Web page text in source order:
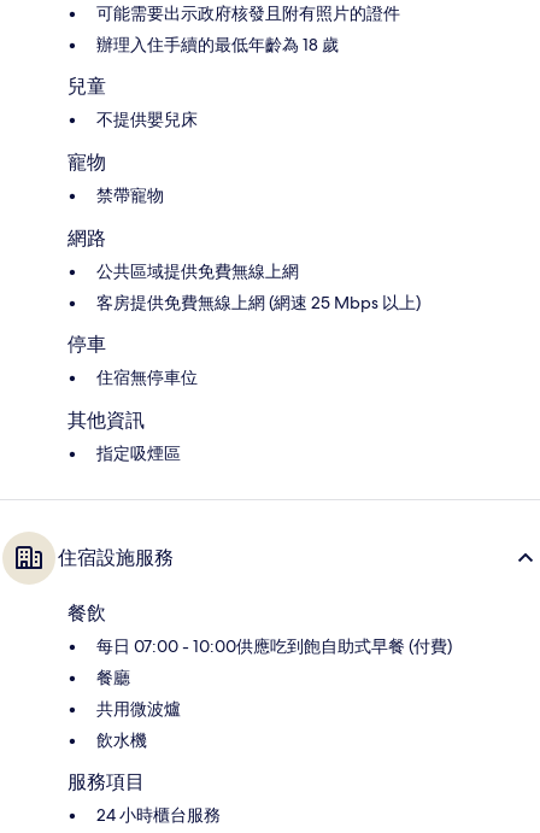
可能需要出示政府核發且附有照片的證件
辦理入住手續的最低年齡為 18 歲
兒童
不提供嬰兒床
寵物
禁帶寵物
網路
公共區域提供免費無線上網
客房提供免費無線上網 (網速 25 Mbps 以上)
停車
住宿無停車位
其他資訊
指定吸煙區
住宿設施服務
餐飲
每日 07:00 - 10:00供應吃到飽自助式早餐 (付費)
餐廳
共用微波爐
飲水機
服務項目
24 小時櫃台服務